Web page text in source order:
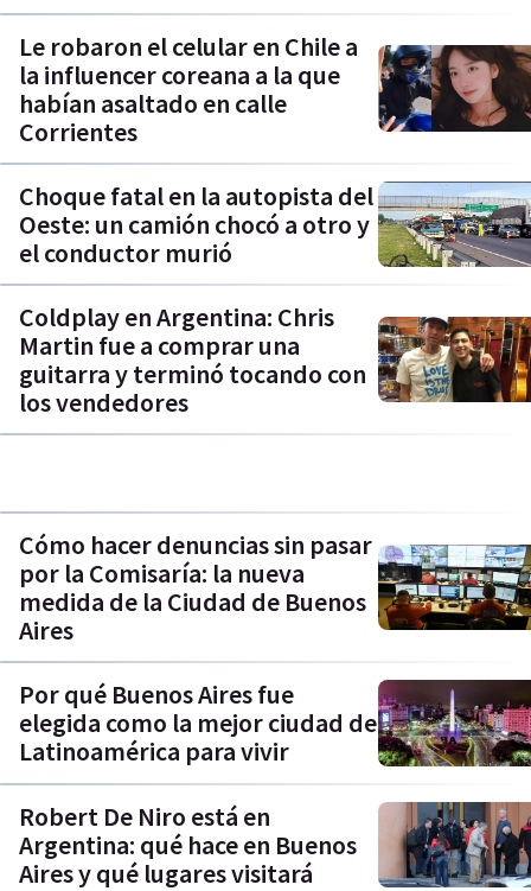
Le robaron el celular en Chile a
la influencer coreana a la que
habían asaltado en calle
Corrientes
Choque fatal en la autopista del
Oeste: un camión chocó a otro y
el conductor murió
Coldplay en Argentina: Chris
Martin fue a comprar una
guitarra y terminó tocando con
los vendedores
Cómo hacer denuncias sin pasar
por la Comisaría: la nueva
medida de la Ciudad de Buenos
Aires
Por qué Buenos Aires fue
elegida como la mejor ciudad de
Latinoamérica para vivir
Robert De Niro está en
Argentina: qué hace en Buenos
Aires y qué lugares visitará